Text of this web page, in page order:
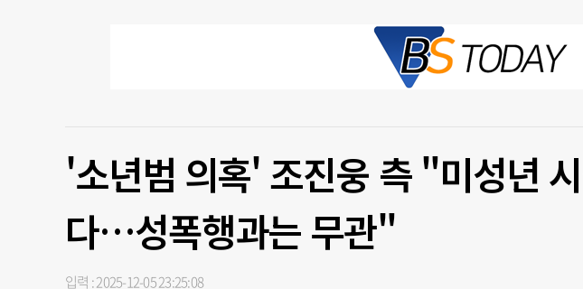
'소년범 의혹' 조진웅 측 "미성년
다…성폭행과는 무관"
입력 : 2025-12-05 23:25:08